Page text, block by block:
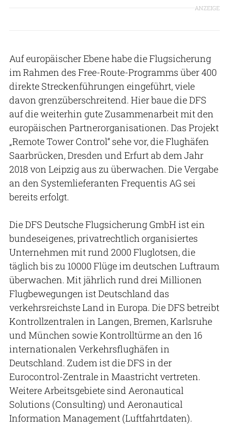
ANZEIGE
Auf europäischer Ebene habe die Flugsicherung
im Rahmen des Free-Route-Programms über 400
direkte Streckenführungen eingeführt, viele
davon grenzüberschreitend. Hier baue die DFS
auf die weiterhin gute Zusammenarbeit mit den
europäischen Partnerorganisationen. Das Projekt
„Remote Tower Control“ sehe vor, die Flughäfen
Saarbrücken, Dresden und Erfurt ab dem Jahr
2018 von Leipzig aus zu überwachen. Die Vergabe
an den Systemlieferanten Frequentis AG sei
bereits erfolgt.
Die DFS Deutsche Flugsicherung GmbH ist ein
bundeseigenes, privatrechtlich organisiertes
Unternehmen mit rund 2000 Fluglotsen, die
täglich bis zu 10000 Flüge im deutschen Luftraum
überwachen. Mit jährlich rund drei Millionen
Flugbewegungen ist Deutschland das
verkehrsreichste Land in Europa. Die DFS betreibt
Kontrollzentralen in Langen, Bremen, Karlsruhe
und München sowie Kontrolltürme an den 16
internationalen Verkehrsflughäfen in
Deutschland. Zudem ist die DFS in der
Eurocontrol-Zentrale in Maastricht vertreten.
Weitere Arbeitsgebiete sind Aeronautical
Solutions (Consulting) und Aeronautical
Information Management (Luftfahrtdaten).